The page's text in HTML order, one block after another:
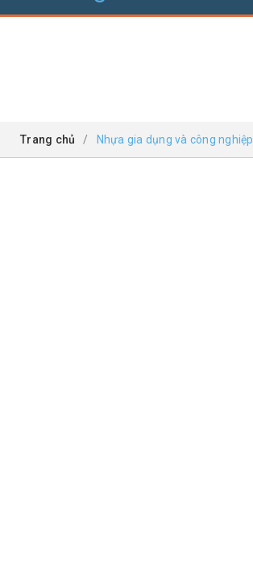
Trang chủ / Nhựa gia dụng và công nghiệp